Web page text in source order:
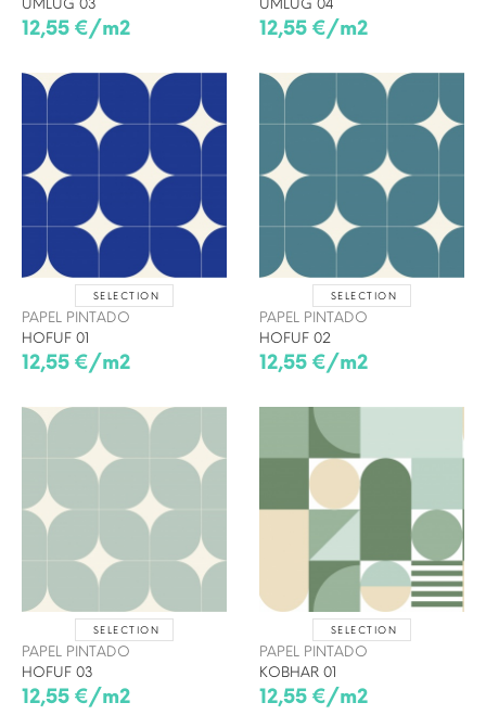
UMLUG 03
12,55 €/m2
UMLUG 04
12,55 €/m2
SELECTION
PAPEL PINTADO
HOFUF 01
12,55 €/m2
SELECTION
PAPEL PINTADO
HOFUF 02
12,55 €/m2
SELECTION
PAPEL PINTADO
HOFUF 03
12,55 €/m2
SELECTION
PAPEL PINTADO
KOBHAR 01
12,55 €/m2